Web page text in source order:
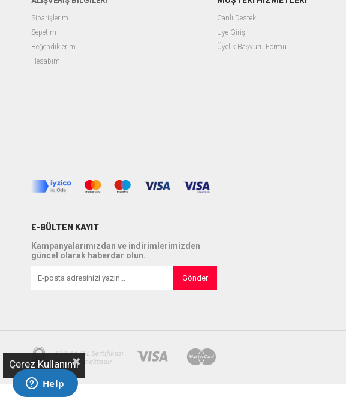
Siparişlerim
Sepetim
Beğendiklerim
Hesabım
Canlı Destek
Üye Girişi
Üyelik Başvuru Formu
E-BÜLTEN KAYIT
Kampanyalarımızdan ve indirimlerimizden
güncel olarak haberdar olun.
Gönder
Çerez Kullanımı